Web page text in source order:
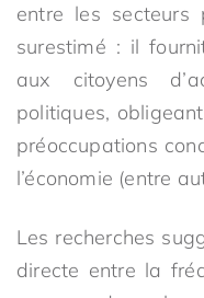
entre les
surestimé : il
aux citoyens
politiques,
préoccupations
l’économie (entre
Les recherches
directe entre la